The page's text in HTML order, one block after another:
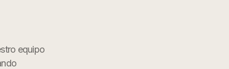
equipo